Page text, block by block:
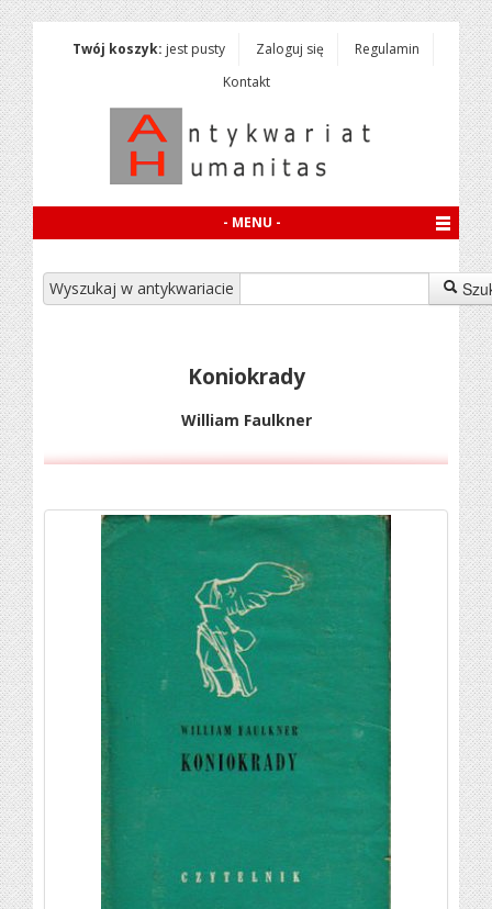
Twój koszyk: jest pusty Zaloguj się
Regulamin
Kontakt
- MENU -
Wyszukaj w antykwariacie
Koniokrady
William Faulkner